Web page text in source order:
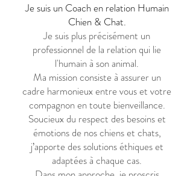
Je suis un Coach en relation Humain
Chien & Chat.
Je suis plus précisément un
professionnel de la relation qui lie
l'humain à son animal.
Ma mission consisteà assurer un
cadre harmonieux entre vous et votre
compagnon en toute bienveillance.
Soucieux du respect des besoins et
émotions de nos chiens et chats,
j’apporte des solutions éthiqueset
adaptées à chaque cas.